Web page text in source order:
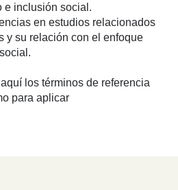
e inclusión social.
en estudios relacionados
y su relación con el enfoque
los términos de referencia
para aplicar